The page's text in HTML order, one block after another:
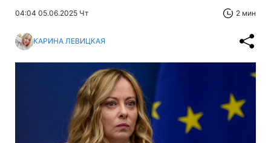
04:04 05.06.2025 Чт 2 мин
КАРИНА ЛЕВИЦКАЯ